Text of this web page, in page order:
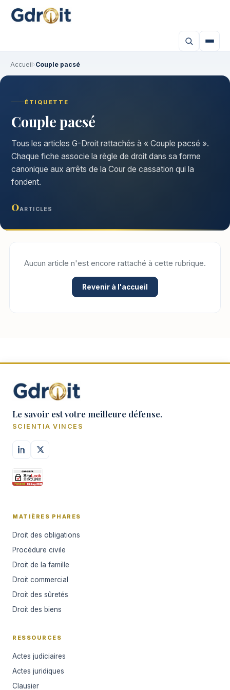
Accueil›Couple pacsé
ÉTIQUETTE
Couple pacsé
Tous les articles G-Droit rattachés à « Couple pacsé ».
Chaque fiche associe la règle de droit dans sa forme
canonique aux arrêts de la Cour de cassation qui la
fondent.
0ARTICLES
Aucun article n'est encore rattaché à cette rubrique.
Revenir à l'accueil
Le savoir est votre meilleure défense.
SCIENTIA VINCES
MATIÈRES PHARES
Droit des obligations
Procédure civile
Droit de la famille
Droit commercial
Droit des sûretés
Droit des biens
RESSOURCES
Actes judiciaires
Actes juridiques
Clausier